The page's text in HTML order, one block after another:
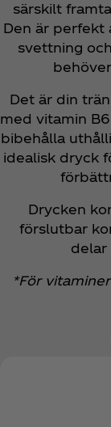
särskilt
Den är perfekt
svettning
Det är din
med vitamin
bibehålla
idealisk dryck
Drycken
förslutbar
delar
*För